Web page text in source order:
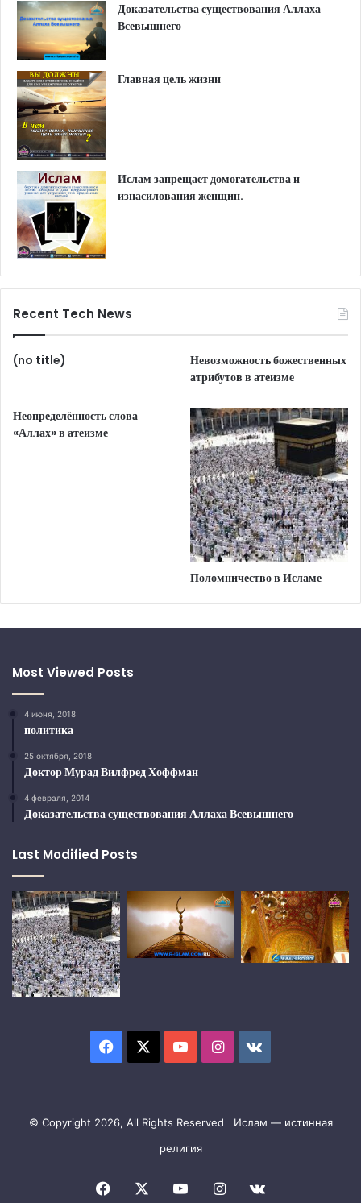
Доказательства существования Аллаха
Всевышнего
Главная цель жизни
Ислам запрещает домогательства и
изнасилования женщин.
Recent Tech News
(no title)
Невозможность божественных
атрибутов в атеизме
Неопределённость слова
«Аллах» в атеизме
Поломничество в Исламе
Most Viewed Posts
4 июня, 2018
политика
25 октября, 2018
Доктор Мурад Вилфред Хоффман
4 февраля, 2014
Доказательства существования Аллаха Всевышнего
Last Modified Posts
Facebook YouTubeInstagram
© Copyright 2026, All Rights Reserved Ислам — истинная
религия
Facebook YouTubeInstagram